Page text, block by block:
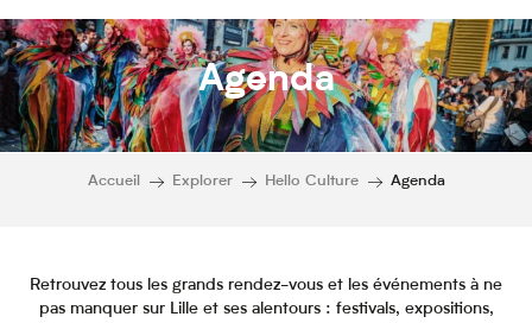
Agenda
Accueil Explorer Hello Culture Agenda
Retrouvez tous les grands rendez-vous et les événements à ne
pas manquer sur Lille et ses alentours : festivals, expositions,